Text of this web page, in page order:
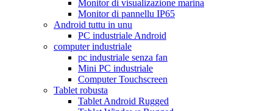
Monitor di visualizazione marina
Monitor di pannellu IP65
Android tuttu in unu
PC industriale Android
computer industriale
pc industriale senza fan
Mini PC industriale
Computer Touchscreen
Tablet robusta
Tablet Android Rugged